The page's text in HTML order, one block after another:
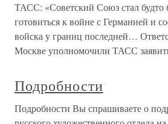
ТАСС: «Советский Союз стал будто
готовиться к войне с Германией и
войска у границ последней…
Москве уполномочили ТАСС
Подробности
Подробности Вы спрашиваете о